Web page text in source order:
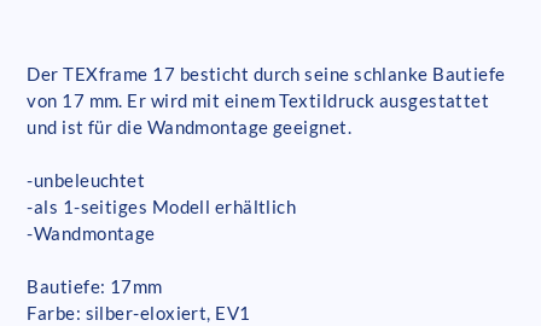
Der TEXframe 17 besticht durch seine schlanke Bautiefe
von 17 mm. Er wird mit einem Textildruck ausgestattet
und ist für die Wandmontage geeignet.
-unbeleuchtet
-als 1-seitiges Modell erhältlich
-Wandmontage
Bautiefe: 17mm
Farbe: silber-eloxiert, EV1